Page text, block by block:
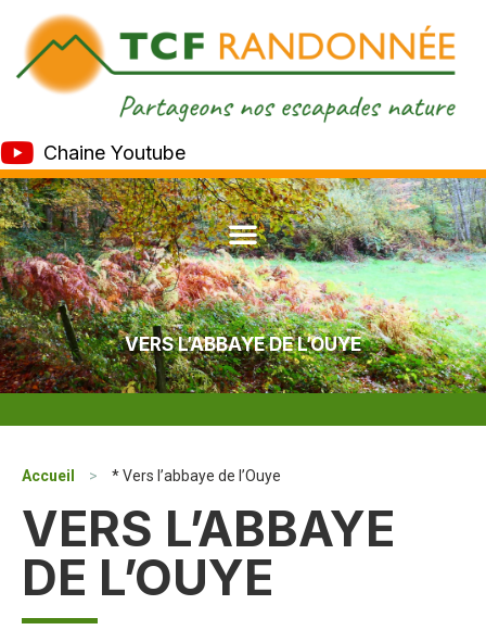
Chaine Youtube
VERS L’ABBAYE DE L’OUYE
Accueil > * Vers l’abbaye de l’Ouye
VERS L’ABBAYE
DE L’OUYE